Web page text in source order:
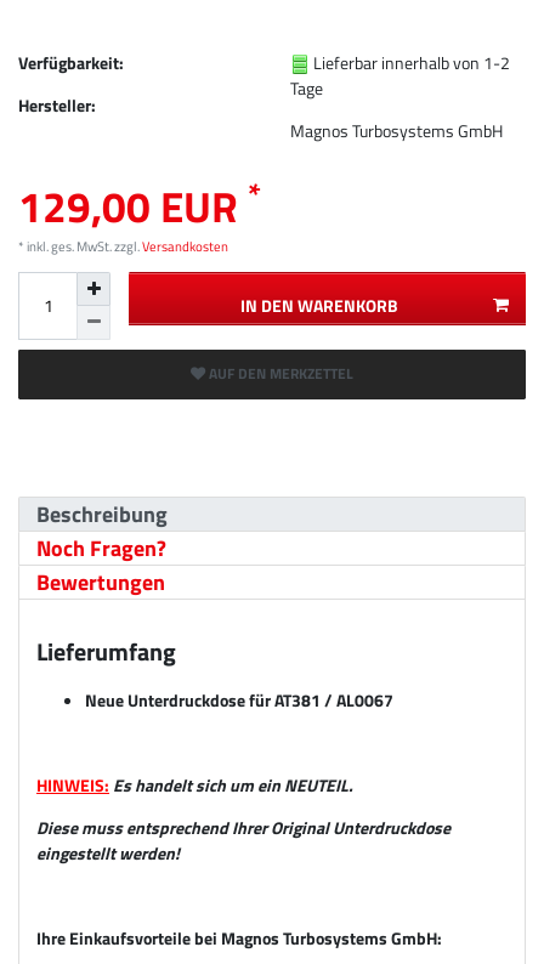
Verfügbarkeit:
Hersteller:
Lieferbar innerhalb von 1-2
Tage
Magnos Turbosystems GmbH
129,00 EUR *
* inkl. ges. MwSt. zzgl.Versandkosten
IN DEN WARENKORB
AUF DEN MERKZETTEL
Beschreibung
Noch Fragen?
Bewertungen
Lieferumfang
Neue Unterdruckdose für AT381 / AL0067
HINWEIS: Es handelt sich um ein NEUTEIL.
Diese muss entsprechend Ihrer Original Unterdruckdose
eingestellt werden!
Ihre Einkaufsvorteile bei Magnos Turbosystems GmbH: